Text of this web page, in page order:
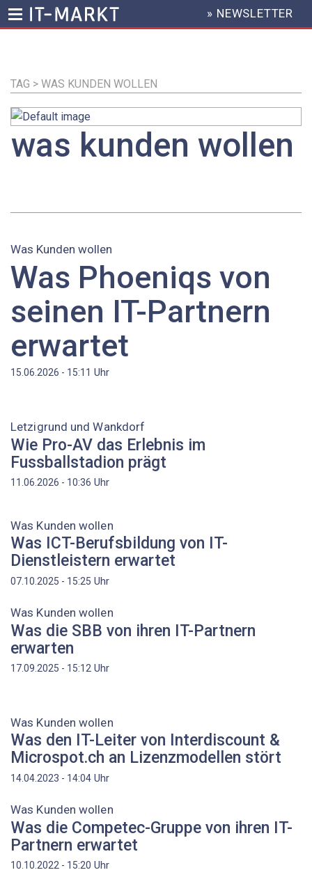
Inhalt
HEADER
MENU
» NEWSLETTER
TAG > WAS KUNDEN WOLLEN
was kunden wollen
Was Kunden wollen
Was Phoeniqs von
seinen IT-Partnern
erwartet
15.06.2026 - 15:11 Uhr
Letzigrund und Wankdorf
Wie Pro-AV das Erlebnis im
Fussballstadion prägt
11.06.2026 - 10:36 Uhr
Was Kunden wollen
Was ICT-Berufsbildung von IT-
Dienstleistern erwartet
07.10.2025 - 15:25 Uhr
Was Kunden wollen
Was die SBB von ihren IT-Partnern
erwarten
17.09.2025 - 15:12 Uhr
Was Kunden wollen
Was den IT-Leiter von Interdiscount &
Microspot.ch an Lizenzmodellen stört
14.04.2023 - 14:04 Uhr
Was Kunden wollen
Was die Competec-Gruppe von ihren IT-
Partnern erwartet
10.10.2022 - 15:20 Uhr